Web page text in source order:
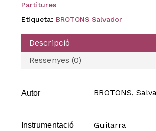
Partitures
Etiqueta: BROTONS Salvador
Descripció
Ressenyes (0)
Autor BROTONS,
Instrumentació Guitarra